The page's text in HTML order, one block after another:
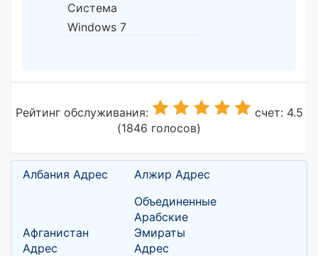
Система
Windows 7
Рейтинг обслуживания:
счет: 4.5
(1846 голосов)
Албания Адрес Алжир Адрес
Афганистан
Адрес
Объединенные
Арабские
Эмираты
Адрес